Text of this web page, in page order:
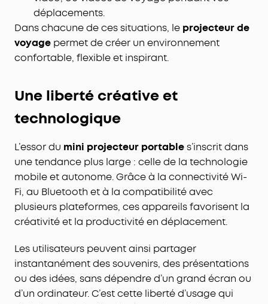
déplacements.
Dans chacune de ces situations, le projecteur de
voyage permet de créer un environnement
confortable, flexible et inspirant.
Une liberté créative et
technologique
L’essor du mini projecteur portables’inscrit dans
une tendance plus large : celle de la technologie
mobile et autonome. Grâce à la connectivité Wi-
Fi, au Bluetooth et à la compatibilité avec
plusieurs plateformes, ces appareils favorisent la
créativité et la productivité en déplacement.
Les utilisateurs peuvent ainsi partager
instantanément des souvenirs, des présentations
ou des idées, sans dépendre d’un grand écran ou
d’un ordinateur. C’est cette liberté d’usage qui